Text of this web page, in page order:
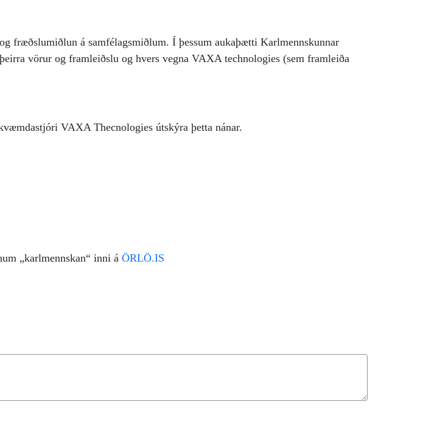
fræðslumiðlun á samfélagsmiðlum. Í þessum aukaþætti Karlmennskunnar
vörur og framleiðslu og hvers vegna VAXA technologies (sem framleiða
VAXA Thecnologies útskýra þetta nánar.
„karlmennskan“ inni á ÖRLÖ.IS